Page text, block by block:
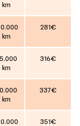
km
km
281€
km
316€
km
337€
351€